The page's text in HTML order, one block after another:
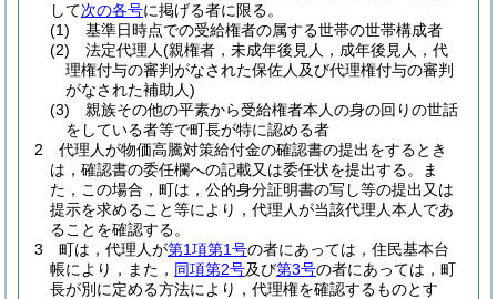
して次の各号に掲げる者に限る。
(1)
基準日時点での受給権者の属する世帯の世帯構成者
(2)
法定代理人(親権者，未成年後見人，成年後見人，代
理権付与の審判がなされた保佐人及び代理権付与の審判
がなされた補助人)
(3)
親族その他の平素から受給権者本人の身の回りの世話
をしている者等で町長が特に認める者
2
代理人が物価高騰対策給付金の確認書の提出をするとき
は，確認書の委任欄への記載又は委任状を提出する。
ま
た，この場合，町は，公的身分証明書の写し等の提出又は
提示を求めること等により，代理人が当該代理人本人であ
ることを確認する。
3
町は，代理人が第1項第1号の者にあっては，住民基本台
帳により，また， 同項第2号及び第3号の者にあっては，町
長が別に定める方法により，代理権を確認するものとす